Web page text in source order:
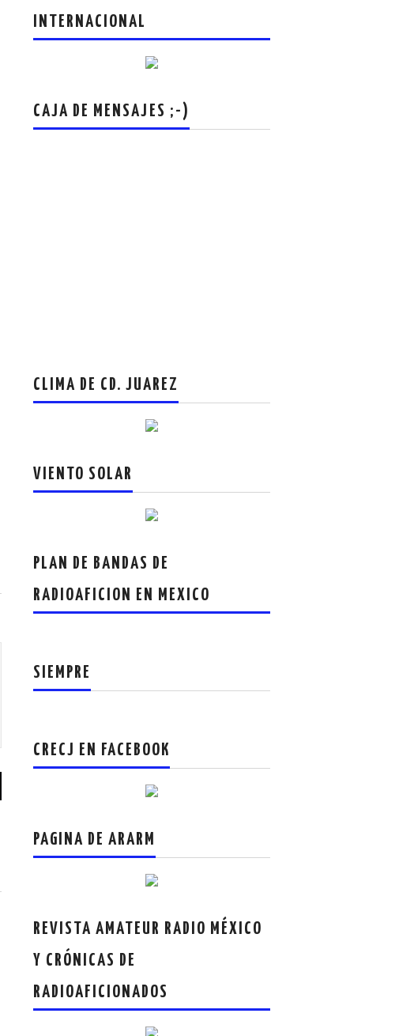
INTERNACIONAL
CAJA DE MENSAJES ;-)
CLIMA DE CD. JUAREZ
VIENTO SOLAR
PLAN DE BANDAS DE
RADIOAFICION EN MEXICO
SIEMPRE
CRECJ EN FACEBOOK
PAGINA DE ARARM
REVISTA AMATEUR RADIO MÉXICO
Y CRÓNICAS DE
RADIOAFICIONADOS